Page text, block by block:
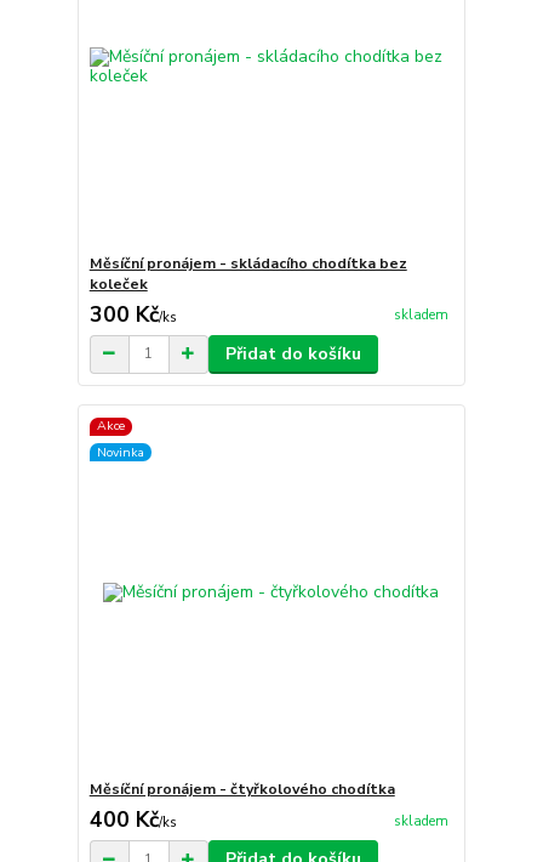
Měsíční pronájem - skládacího chodítka bez
koleček
300 Kč/ks skladem
Přidat do košíku
Akce
Novinka
Měsíční pronájem - čtyřkolového chodítka
400 Kč/ks skladem